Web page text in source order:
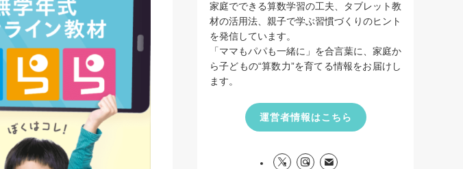
家庭でできる算数学習の工夫、タブレット教
材の活用法、親子で学ぶ習慣づくりのヒント
を発信しています。
「ママもパパも一緒に」を合言葉に、家庭か
ら子どもの“算数力”を育てる情報をお届けし
ます。
運営者情報はこちら